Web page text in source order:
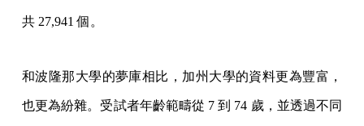
共 27,941 個。
和波隆那大學的夢庫相比，加州大學的資料更為豐富，
也更為紛雜。受試者年齡範疇從 7 到 74 歲，並透過不同